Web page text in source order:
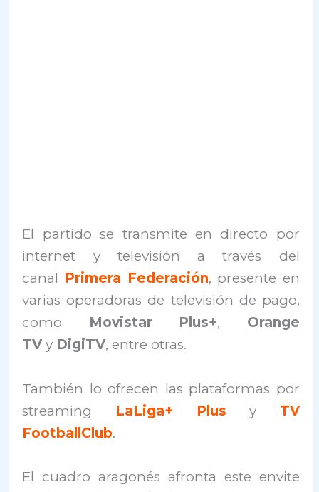
El partido se transmite en directo por
internet y televisión a través del
canal Primera Federación, presente en
varias operadoras de televisión de pago,
como Movistar Plus+, Orange
TV y DigiTV, entre otras.
También lo ofrecen las plataformas por
streaming LaLiga+ Plus y TV
FootballClub.
El cuadro aragonés afronta este envite